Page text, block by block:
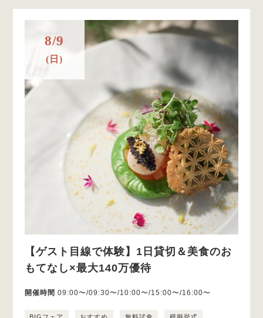
8/9
(日)
【ゲスト目線で体験】1日貸切＆美食のお
もてなし×最大140万優待
開催時間 09:00〜/09:30〜/10:00〜/15:00〜/16:00〜